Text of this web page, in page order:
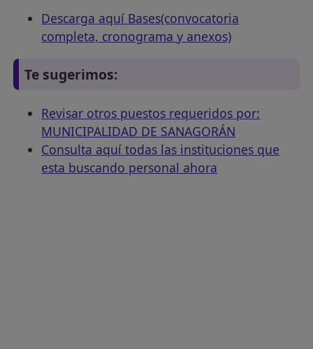
Descarga aquí Bases(convocatoria
completa, cronograma y anexos)
Te sugerimos:
Revisar otros puestos requeridos por:
MUNICIPALIDAD DE SANAGORÁN
Consulta aquí todas las instituciones que
esta buscando personal ahora